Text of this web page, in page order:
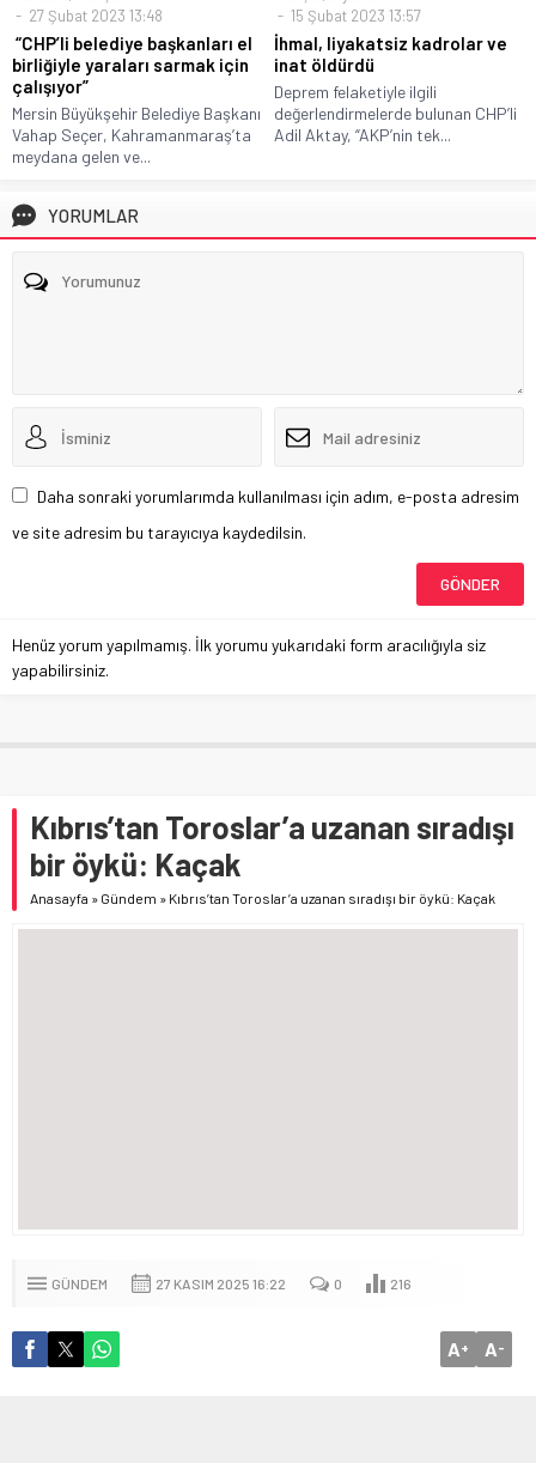
27 Şubat 2023 13:48
“CHP’li belediye başkanları el
birliğiyle yaraları sarmak için
çalışıyor”
Mersin Büyükşehir Belediye Başkanı
Vahap Seçer, Kahramanmaraş’ta
meydana gelen ve...
15 Şubat 2023 13:57
İhmal, liyakatsiz kadrolar ve
inat öldürdü
Deprem felaketiyle ilgili
değerlendirmelerde bulunan CHP’li
Adil Aktay, “AKP’nin tek...
YORUMLAR
Daha sonraki yorumlarımda kullanılması için adım, e-posta adresim
ve site adresim bu tarayıcıya kaydedilsin.
Henüz yorum yapılmamış. İlk yorumu yukarıdaki form aracılığıyla siz
yapabilirsiniz.
Kıbrıs’tan Toroslar’a uzanan sıradışı
bir öykü: Kaçak
Anasayfa » Gündem » Kıbrıs’tan Toroslar’a uzanan sıradışı bir öykü: Kaçak
GÜNDEM 27 KASIM 2025 16:22 0 216
A+ A-